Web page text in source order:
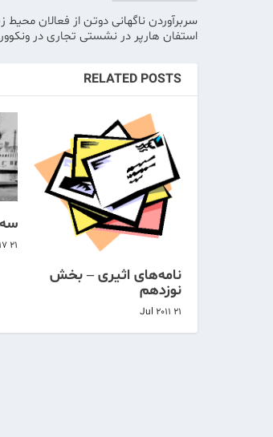
سربرآوردن ناگهانی دوتن از فعالان
استفان هارپر در نشستی تجاری در ونکوور
RELATED POSTS
نامه‌های اثیری – بخش
نوزدهم
21 Jul 2011
21 Dec 2017